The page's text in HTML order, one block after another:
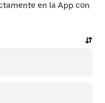
en la App con